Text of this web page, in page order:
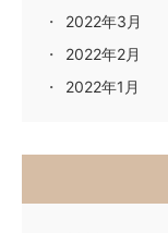
2022年3月
2022年2月
2022年1月